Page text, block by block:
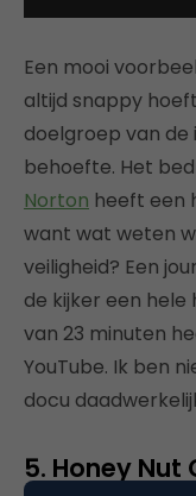
Een mooi
altijd snappy
doelgroep van
behoefte. Het
Norton heeft een
want wat weten
veiligheid? Een
de kijker een hele
van 23 minuten
YouTube. Ik ben
docu
5. Honey Nut